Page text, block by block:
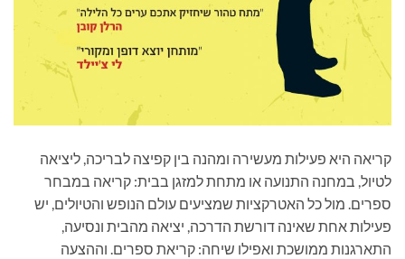
קריאה היא פעילות מעשירה ומהנה בין קפיצה לבריכה, ליציאה
לטיול, במחנה התנועה או מתחת למזגן בבית: קריאה במבחר
ספרים. מול כל האטרקציות שמציעים עולם הנופש והטיולים, יש
פעילות אחת שאינה דורשת הדרכה, יציאה מהבית ונסיעה,
התארגנות ממושכת ואפילו שיחה: קריאת ספרים. וההצעה